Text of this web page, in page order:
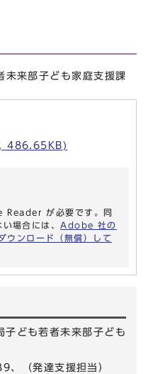
未来部子ども家庭支援課
, 486.65KB)
Reader が必要です。同
場合には、 Adobe 社の
ンロード（無償）して
子ども若者未来部子ども
、（発達支援担当）